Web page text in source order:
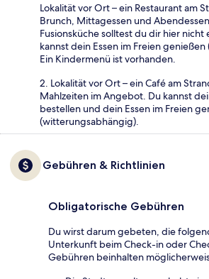
Lokalität vor Ort – ein Restaurant am
Brunch, Mittagessen und
Fusionsküche solltest du dir hier nicht
kannst dein Essen im Freien
Ein Kindermenü ist vorhanden.
2. Lokalität vor Ort – ein Café am
Mahlzeiten im Angebot. Du kannst
bestellen und dein Essen im Freien
(witterungsabhängig).
Gebühren & Richtlinien
Obligatorische Gebühren
Du wirst darum gebeten, die
Unterkunft beim Check-in oder
Gebühren beinhalten